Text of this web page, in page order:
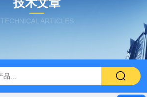
技术文章
TECHNICAL ARTICLES